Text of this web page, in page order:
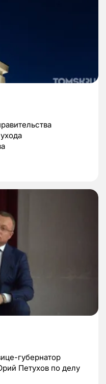
губернатор
Петухов по делу